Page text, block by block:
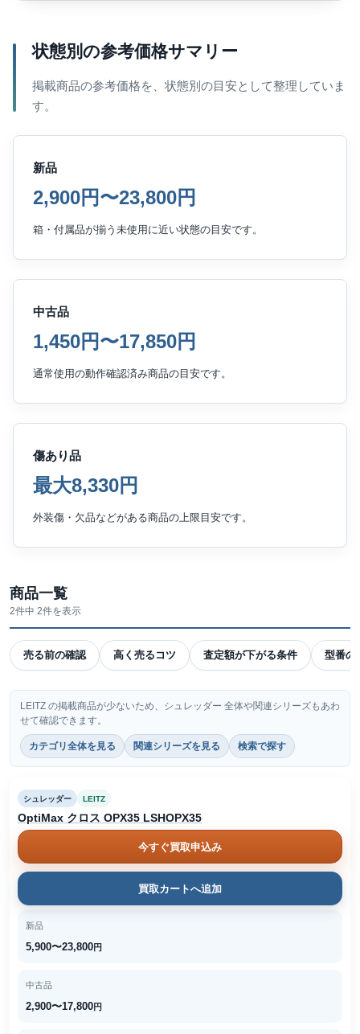
状態別の参考価格サマリー
掲載商品の参考価格を、状態別の目安として整理していま
す。
新品
2,900円〜23,800円
箱・付属品が揃う未使用に近い状態の目安です。
中古品
1,450円〜17,850円
通常使用の動作確認済み商品の目安です。
傷あり品
最大8,330円
外装傷・欠品などがある商品の上限目安です。
商品一覧
2件中 2件を表示
売る前の確認 高く売るコツ 査定額が下がる条件 型番の
LEITZ の掲載商品が少ないため、シュレッダー 全体や関連シリーズもあわ
せて確認できます。
カテゴリ全体を見る 関連シリーズを見る 検索で探す
シュレッダー LEITZ
OptiMax クロス OPX35 LSHOPX35
今すぐ買取申込み
買取カートへ追加
新品
5,900〜23,800円
中古品
2,900〜17,800円